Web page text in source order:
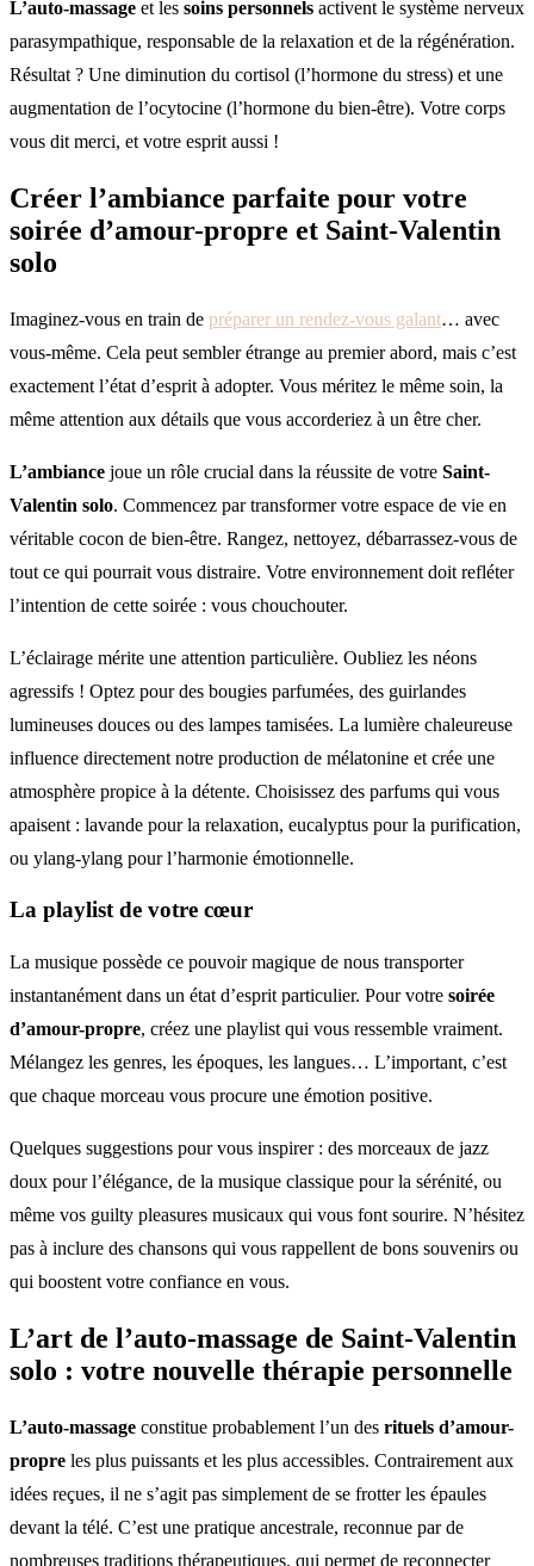
L’auto-massage et les soins personnels activent le système nerveux
parasympathique, responsable de la relaxation et de la régénération.
Résultat ? Une diminution du cortisol (l’hormone du stress) et une
augmentation de l’ocytocine (l’hormone du bien-être). Votre corps
vous dit merci, et votre esprit aussi !
Créer l’ambiance parfaite pour votre
soirée d’amour-propre et Saint-Valentin
solo
Imaginez-vous en train de préparer un rendez-vous galant… avec
vous-même. Cela peut sembler étrange au premier abord, mais c’est
exactement l’état d’esprit à adopter. Vous méritez le même soin, la
même attention aux détails que vous accorderiez à un être cher.
L’ambiance joue un rôle crucial dans la réussite de votre Saint-
Valentin solo. Commencez par transformer votre espace de vie en
véritable cocon de bien-être. Rangez, nettoyez, débarrassez-vous de
tout ce qui pourrait vous distraire. Votre environnement doit refléter
l’intention de cette soirée : vous chouchouter.
L’éclairage mérite une attention particulière. Oubliez les néons
agressifs ! Optez pour des bougies parfumées, des guirlandes
lumineuses douces ou des lampes tamisées. La lumière chaleureuse
influence directement notre production de mélatonine et crée une
atmosphère propice à la détente. Choisissez des parfums qui vous
apaisent : lavande pour la relaxation, eucalyptus pour la purification,
ou ylang-ylang pour l’harmonie émotionnelle.
La playlist de votre cœur
La musique possède ce pouvoir magique de nous transporter
instantanément dans un état d’esprit particulier. Pour votre soirée
d’amour-propre, créez une playlist qui vous ressemble vraiment.
Mélangez les genres, les époques, les langues… L’important, c’est
que chaque morceau vous procure une émotion positive.
Quelques suggestions pour vous inspirer : des morceaux de jazz
doux pour l’élégance, de la musique classique pour la sérénité, ou
même vos guilty pleasures musicaux qui vous font sourire. N’hésitez
pas à inclure des chansons qui vous rappellent de bons souvenirs ou
qui boostent votre confiance en vous.
L’art de l’auto-massage de Saint-Valentin
solo : votre nouvelle thérapie personnelle
L’auto-massage constitue probablement l’un des rituels d’amour-
propre les plus puissants et les plus accessibles. Contrairement aux
idées reçues, il ne s’agit pas simplement de se frotter les épaules
devant la télé. C’est une pratique ancestrale, reconnue par de
nombreuses traditions thérapeutiques, qui permet de reconnecter